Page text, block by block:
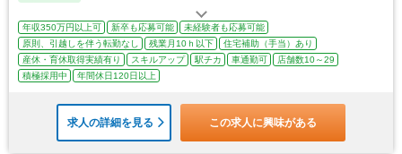
年収350万円以上可 新卒も応募可能
未経験者も応募可能
原則、引越しを伴う転勤なし
残業月10ｈ以下
住宅補助（手当）あり
産休・育休取得実績有り
スキルアップ 駅チカ 車通勤可
店舗数10～29
積極採用中
年間休日120日以上
求人の詳細を見る この求人に興味がある